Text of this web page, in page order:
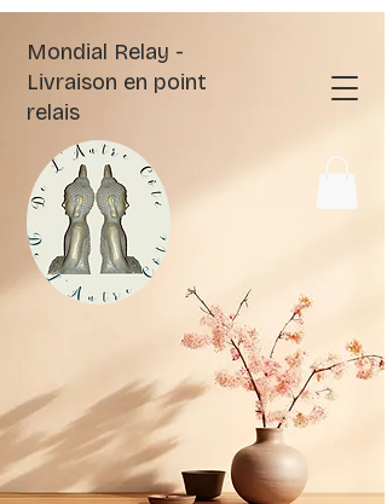
Mondial Relay -
Livraison en point
relais